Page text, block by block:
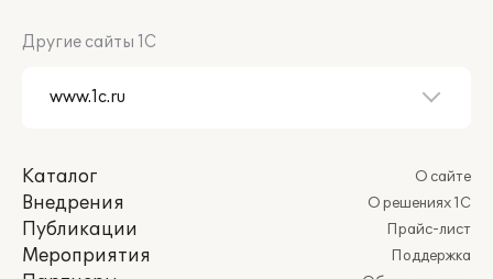
Другие сайты 1С
Каталог
Внедрения
Публикации
Мероприятия
О сайте
О решениях 1С
Прайс-лист
Поддержка